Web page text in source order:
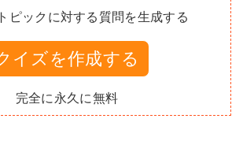
ピックに対する質問を生成する
イズを作成する
完全に永久に無料